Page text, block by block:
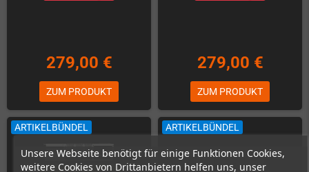
Unsere Webseite benötigt für einige Funktionen Cookies,
weitere Cookies von Drittanbietern helfen uns, unser
279,00 €
ZUM PRODUKT
279,00 €
ZUM PRODUKT
ARTIKELBÜNDEL ARTIKELBÜNDEL